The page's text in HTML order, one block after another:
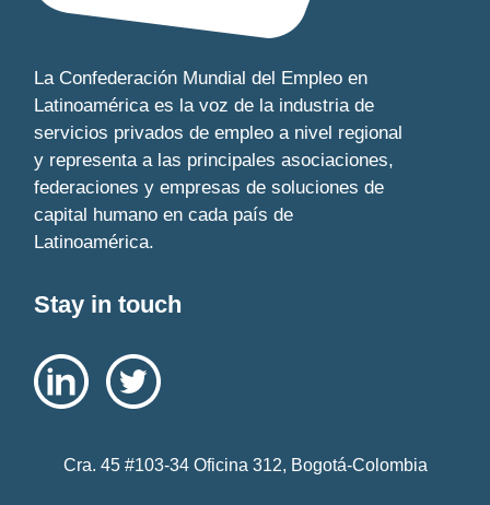
La Confederación Mundial del Empleo en
Latinoamérica es la voz de la industria de
servicios privados de empleo a nivel regional
y representa a las principales asociaciones,
federaciones y empresas de soluciones de
capital humano en cada país de
Latinoamérica.
Stay in touch
Cra. 45 #103-34 Oficina 312, Bogotá-Colombia